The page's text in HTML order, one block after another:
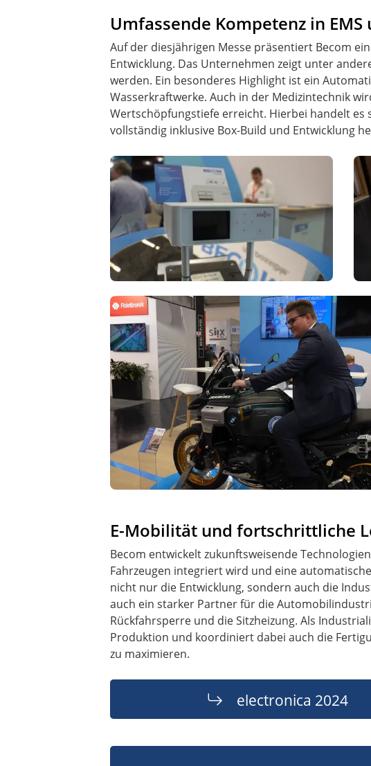
Umfassende Kompetenz in
Auf der diesjährigen Messe präsentiert Becom
Entwicklung. Das Unternehmen zeigt unter
werden. Ein besonderes Highlight ist ein
Wasserkraftwerke. Auch in der Medizintechnik
Wertschöpfungstiefe erreicht. Hierbei handelt es
vollständig inklusive Box-Build und Entwicklung
E-Mobilität und fortschrittliche
Becom entwickelt zukunftsweisende
Fahrzeugen integriert wird und eine
nicht nur die Entwicklung, sondern auch die
auch ein starker Partner für die
Rückfahrsperre und die Sitzheizung. Als
Produktion und koordiniert dabei auch die
zu maximieren.
electronica 2024